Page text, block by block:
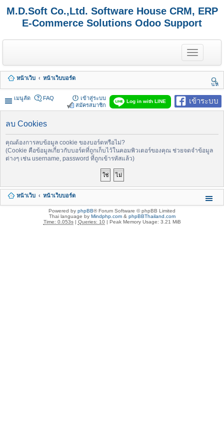
M.D.Soft Co.,Ltd. Software House CRM, ERP
E-Commerce Solutions Odoo Support
T
o
g
e
n
a
v
a
i
หน้าเว็บ
หน้าเว็บบอร์ด
นห
า
เมนูลัด
เข้าระบบ
Log in with LINE
FAQ
เข้าสู่ระบบ
สมัครสมาชิก
ลบ Cookies
คุณต้องการลบข้อมูล cookie ของบอร์ดหรือไม่?
(Cookie คือข้อมูลเกี่ยวกับบอร์ดที่ถูกเก็บไว้ในคอมพิวเตอร์ของคุณ ช่วยจดจำข้อมูล
ต่างๆ เช่น username, password ที่ถูกเข้ารหัสแล้ว)
หน้าเว็บ หน้าเว็บบอร์ด
Powered by phpBB® Forum Software © phpBB Limited
Thai language by Mindphp.com& phpBBThailand.com
Time: 0.053s| Queries: 10| Peak Memory Usage: 3.21 MiB